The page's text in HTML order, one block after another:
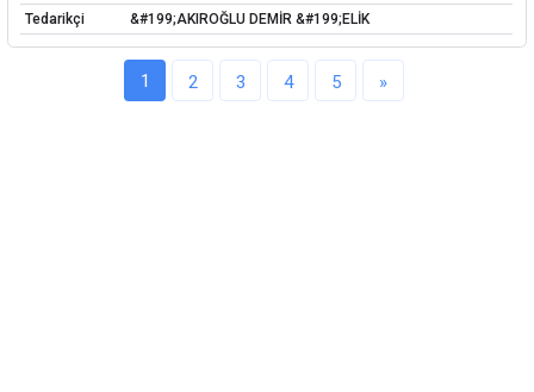
Tedarikçi
&#199;AKIROĞLU DEMİR &#199;ELİK
1 2 3 4 5 »